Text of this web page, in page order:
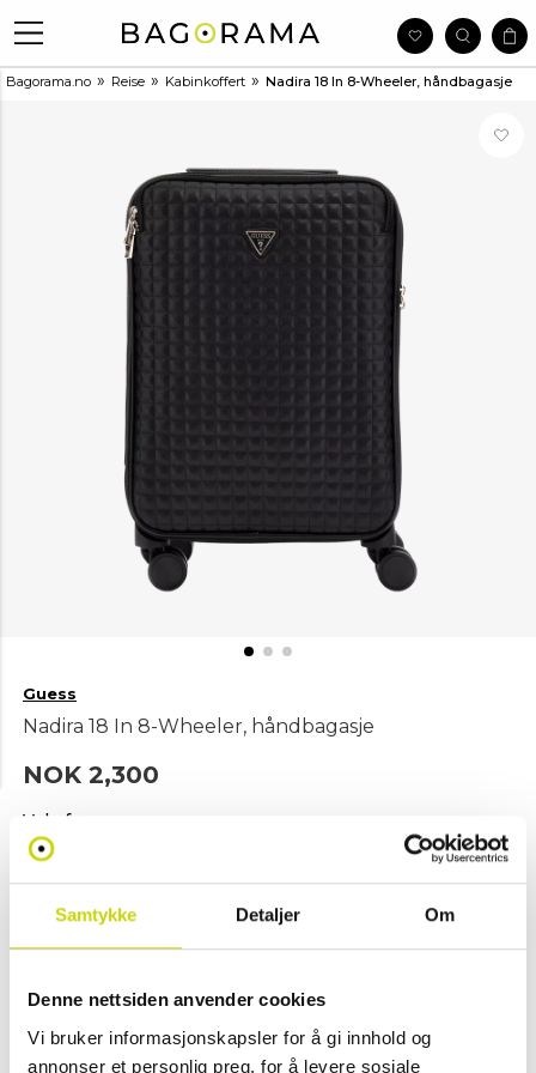
Samtykke Detaljer Om
Denne nettsiden anvender cookies
Vi bruker informasjonskapsler for å gi innhold og
annonser et personlig preg, for å levere sosiale
Bagorama.no » Reise » Kabinkoffert » Nadira 18 In 8-Wheeler, håndbagasje
Guess
Nadira 18 In 8-Wheeler, håndbagasje
NOK 2,300
Velg farge
Svart
Legg i handlekurv
Klikk & hent